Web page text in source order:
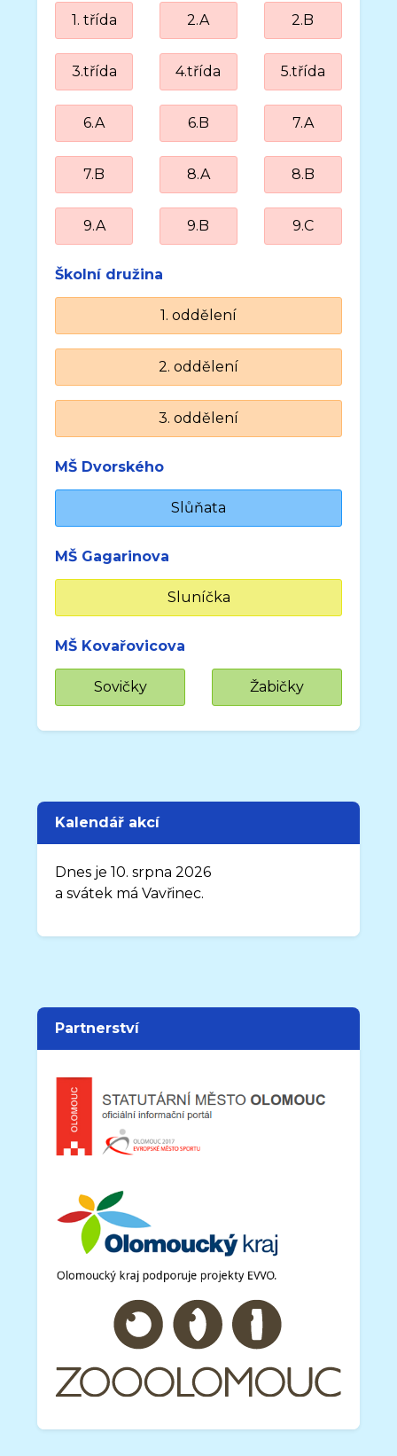
1. třída 2.A 2.B
3.třída 4.třída 5.třída
6.A 6.B 7.A
7.B 8.A 8.B
9.A 9.B 9.C
Školní družina
1. oddělení
2. oddělení
3. oddělení
MŠ Dvorského
Slůňata
MŠ Gagarinova
Sluníčka
MŠ Kovařovicova
Sovičky Žabičky
Kalendář akcí
Dnes je 10. srpna 2026
a svátek má Vavřinec.
Partnerství